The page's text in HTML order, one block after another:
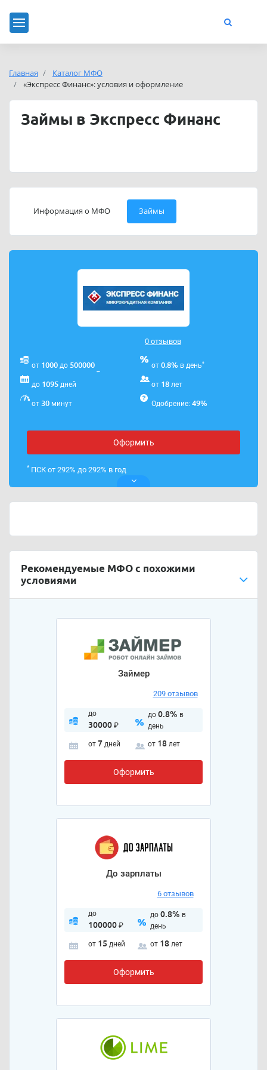
Главная
Каталог МФО
«Экспресс Финанс»: условия и оформление
Займы в Экспресс Финанс
Информация о МФО Займы
0 отзывов
от 1000 до 500000 от 0.8% в день*
до 1095 дней от 18 лет
от 30 минут Одобрение: 49%
Оформить
*ПСК от 292% до 292% в год
Рекомендуемые МФО с похожими
условиями
Займер
209 отзывов
до
30000₽
до 0.8% в
день
от 7 дней от 18 лет
Оформить
До зарплаты
6 отзывов
до
100000₽
до 0.8% в
день
от 15 дней от 18 лет
Оформить